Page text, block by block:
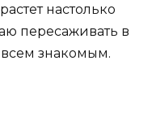
настолько
пересаживать в
знакомым.